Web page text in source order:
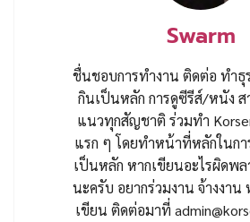
Swarm
ชื่นชอบการทำงาน ติดต่อ ทำธุ
กินเป็นหลัก การดูซีรีส์/หนัง ส
แนวทุกสัญชาติ ร่วมทำ
แรก ๆ โดยทำหน้าที่หลักในก
เป็นหลัก หากเขียนอะไรผิดพ
นะครับ อยากร่วมงาน จ้างงา
เขียน ติดต่อมาที่